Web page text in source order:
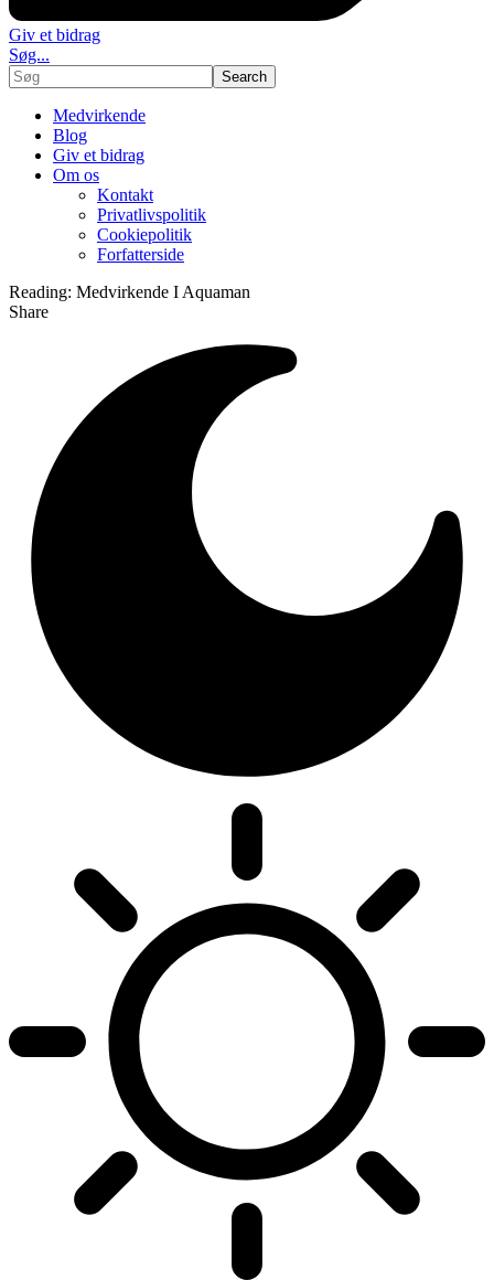
Giv et bidrag
Søg...
Medvirkende
Blog
Giv et bidrag
Om os
Kontakt
Privatlivspolitik
Cookiepolitik
Forfatterside
Reading: Medvirkende I Aquaman
Share